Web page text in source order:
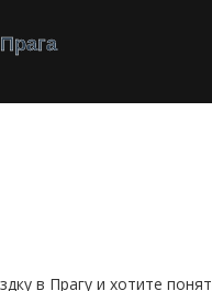
в Прагу и хотите